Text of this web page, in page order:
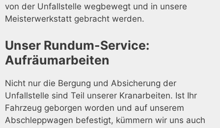
von der Unfallstelle wegbewegt und in unsere
Meisterwerkstatt gebracht werden.
Unser Rundum-Service:
Aufräumarbeiten
Nicht nur die Bergung und Absicherung der
Unfallstelle sind Teil unserer Kranarbeiten. Ist Ihr
Fahrzeug geborgen worden und auf unserem
Abschleppwagen befestigt, kümmern wir uns auch